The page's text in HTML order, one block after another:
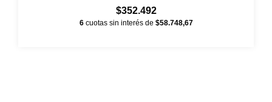
$352.492
6 cuotas sin interés de $58.748,67